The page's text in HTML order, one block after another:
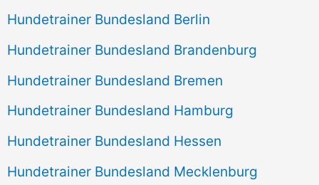
Hundetrainer Bundesland Berlin
Hundetrainer Bundesland Brandenburg
Hundetrainer Bundesland Bremen
Hundetrainer Bundesland Hamburg
Hundetrainer Bundesland Hessen
Hundetrainer Bundesland Mecklenburg